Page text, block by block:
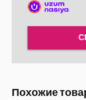
фиксируется в
Похожие